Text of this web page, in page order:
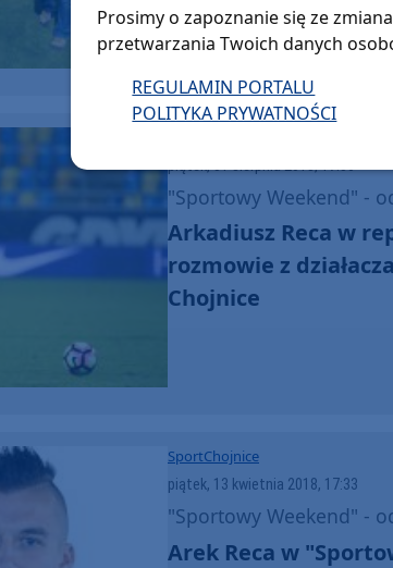
piątek, 31 sierpnia 2018, 17:30
"Sportowy Weekend" -
Arkadiusz Reca w
rozmowie z
Chojnice
SportChojnice
piątek, 13 kwietnia 2018, 17:33
"Sportowy Weekend" -
Arek Reca w
Prosimy o zapoznanie się ze
przetwarzania Twoich danych
REGULAMIN PORTALU
POLITYKA PRYWATNOŚCI